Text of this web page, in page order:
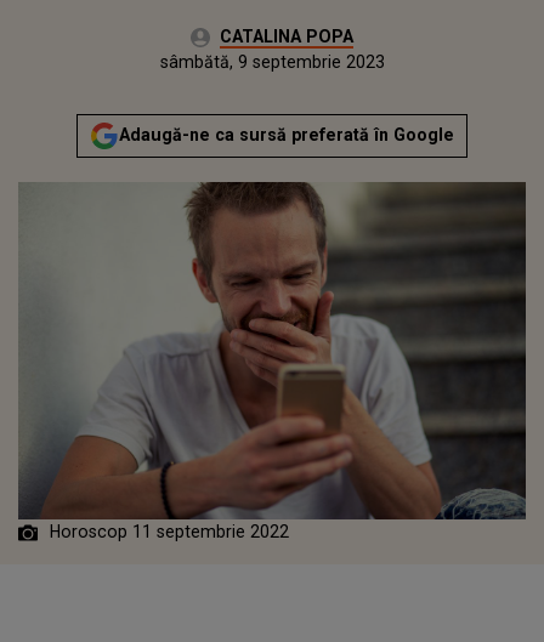
Autor:CATALINA POPA
vineri, 9 septembrie 2022
Actualizat:
sâmbătă, 9 septembrie 2023
Adaugă-ne ca sursă preferată în Google
Horoscop 11 septembrie 2022